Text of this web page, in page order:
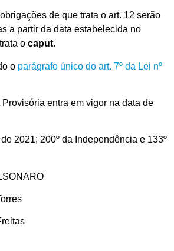
de que trata o art. 12 serão
a partir da data estabelecida no
o caput.
o parágrafo único do art. 7º da Lei nº
entra em vigor na data de
2021; 200º da Independência e 133º